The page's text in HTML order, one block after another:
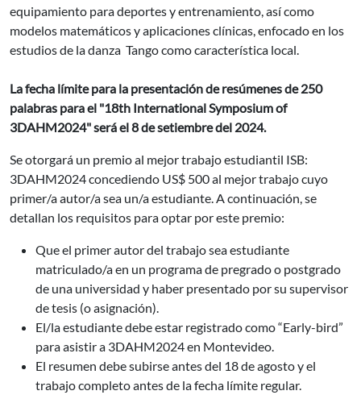
equipamiento para deportes y entrenamiento, así como
modelos matemáticos y aplicaciones clínicas, enfocado en los
estudios de la danza Tango como característica local.
La fecha límite para la presentación de resúmenes de 250
palabras para el "18th International Symposium of
3DAHM2024" será el 8 de setiembre del 2024.
Se otorgará un premio al mejor trabajo estudiantil ISB:
3DAHM2024 concediendo US$ 500 al mejor trabajo cuyo
primer/a autor/a sea un/a estudiante. A continuación, se
detallan los requisitos para optar por este premio:
Que el primer autor del trabajo sea estudiante
matriculado/a en un programa de pregrado o postgrado
de una universidad y haber presentado por su supervisor
de tesis (o asignación).
El/la estudiante debe estar registrado como “Early-bird”
para asistir a 3DAHM2024 en Montevideo.
El resumen debe subirse antes del 18 de agosto y el
trabajo completo antes de la fecha límite regular.